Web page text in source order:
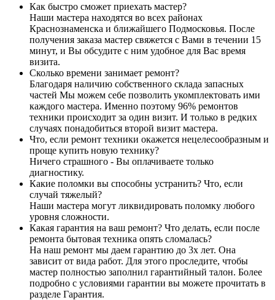
Как быстро сможет приехать мастер?
Наши мастера находятся во всех районах
Краснознаменска и ближайшего Подмосковья. После
получения заказа мастер свяжется с Вами в течении 15
минут, и Вы обсудите с ним удобное для Вас время
визита.
Сколько времени занимает ремонт?
Благодаря наличию собственного склада запасных
частей Мы можем себе позволить укомплектовать ими
каждого мастера. Именно поэтому 96% ремонтов
техники происходит за один визит. И только в редких
случаях понадобиться второй визит мастера.
Что, если ремонт техники окажется нецелесообразным и
проще купить новую технику?
Ничего страшного - Вы оплачиваете только
диагностику.
Какие поломки вы способны устранить? Что, если
случай тяжелый?
Наши мастера могут ликвидировать поломку любого
уровня сложности.
Какая гарантия на ваш ремонт? Что делать, если после
ремонта бытовая техника опять сломалась?
На наш ремонт мы даем гарантию до 3х лет. Она
зависит от вида работ. Для этого проследите, чтобы
мастер полностью заполнил гарантийный талон. Более
подробно с условиями гарантии вы можете прочитать в
разделе Гарантия.